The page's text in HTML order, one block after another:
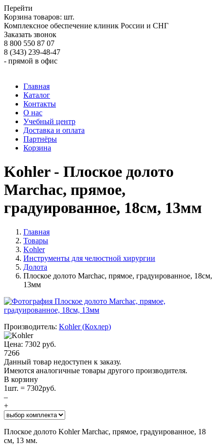
Перейти
Корзина товаров: шт.
Комплексное обеспечение клиник России и СНГ
Заказать звонок
8 800 550 87 07
8 (343) 239-48-47
- прямой в офис
Главная
Каталог
Контакты
О нас
Учебный центр
Доставка и оплата
Партнёры
Корзина
Kohler - Плоское долото
Marchac, прямое,
градуированное, 18см, 13мм
Главная
Товары
Kohler
Инструменты для челюстной хирургии
Долота
Плоское долото Marchac, прямое, градуированное, 18см,
13мм
Производитель: Kohler(Кохлер)
Цена: 7302 руб.
7266
Данный товар недоступен к заказу.
Имеются аналогичные товары другого производителя.
В корзину
1шт. = 7302руб.
–
+
Плоское долото Kohler Marchac, прямое, градуированное, 18
см, 13 мм.